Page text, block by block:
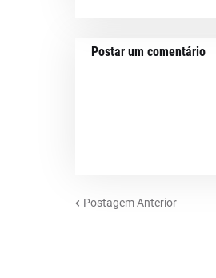
Postar um comentário
Postagem Anterior